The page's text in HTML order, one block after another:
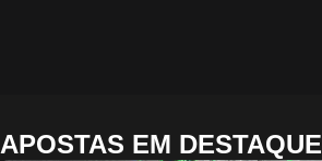
APOSTAS EM DESTAQUE